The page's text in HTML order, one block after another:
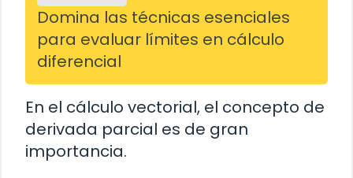
Domina las técnicas esenciales
para evaluar límites en cálculo
diferencial
En el cálculo vectorial, el concepto de
derivada parcial es de gran
importancia.